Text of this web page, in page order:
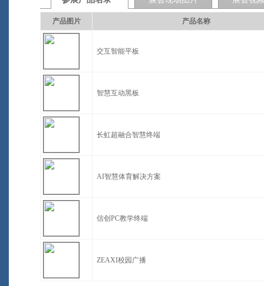
产品图片 产品名称
交互智能平板
智慧互动黑板
长虹超融合智慧终端
AI智慧体育解决方案
信创PC教学终端
ZEAXI校园广播